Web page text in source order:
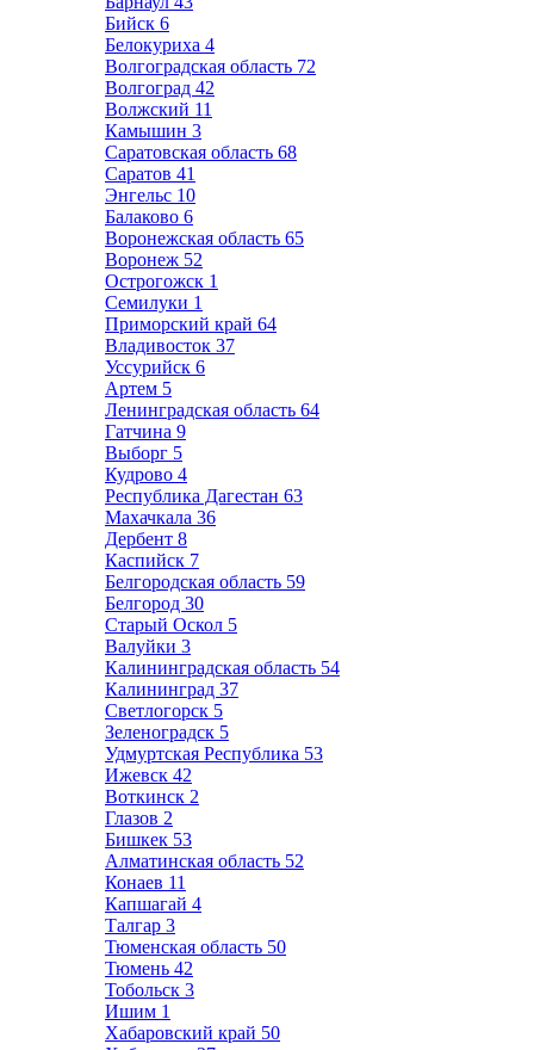
Бийск 6
Белокуриха 4
Волгоградская область 72
Волгоград 42
Волжский 11
Камышин 3
Саратовская область 68
Саратов 41
Энгельс 10
Балаково 6
Воронежская область 65
Воронеж 52
Острогожск 1
Семилуки 1
Приморский край 64
Владивосток 37
Уссурийск 6
Артем 5
Ленинградская область 64
Гатчина 9
Выборг 5
Кудрово 4
Республика Дагестан 63
Махачкала 36
Дербент 8
Каспийск 7
Белгородская область 59
Белгород 30
Старый Оскол 5
Валуйки 3
Калининградская область 54
Калининград 37
Светлогорск 5
Зеленоградск 5
Удмуртская Республика 53
Ижевск 42
Воткинск 2
Глазов 2
Бишкек 53
Алматинская область 52
Конаев 11
Капшагай 4
Талгар 3
Тюменская область 50
Тюмень 42
Тобольск 3
Ишим 1
Хабаровский край 50